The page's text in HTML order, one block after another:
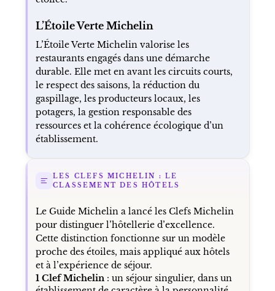
L’Étoile Verte Michelin
L’Étoile Verte Michelin valorise les
restaurants engagés dans une démarche
durable. Elle met en avant les circuits courts,
le respect des saisons, la réduction du
gaspillage, les producteurs locaux, les
potagers, la gestion responsable des
ressources et la cohérence écologique d’un
établissement.
LES CLEFS MICHELIN : LE
CLASSEMENT DES HÔTELS
Le Guide Michelin a lancé les Clefs Michelin
pour distinguer l’hôtellerie d’excellence.
Cette distinction fonctionne sur un modèle
proche des étoiles, mais appliqué aux hôtels
et à l’expérience de séjour.
1 Clef Michelin: un séjour singulier, dans un